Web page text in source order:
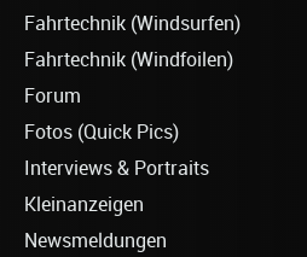
Fahrtechnik (Windsurfen)
Fahrtechnik (Windfoilen)
Forum
Fotos (Quick Pics)
Interviews & Portraits
Kleinanzeigen
Newsmeldungen